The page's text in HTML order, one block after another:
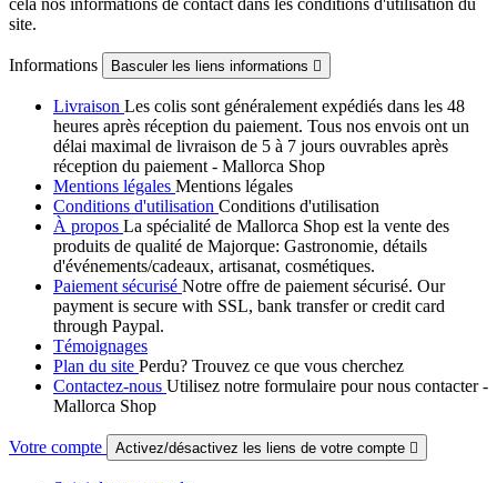
cela nos informations de contact dans les conditions d'utilisation du
site.
Informations Basculer les liens informations 
Livraison Les colis sont généralement expédiés dans les 48
heures après réception du paiement. Tous nos envois ont un
délai maximal de livraison de 5 à 7 jours ouvrables après
réception du paiement - Mallorca Shop
Mentions légales Mentions légales
Conditions d'utilisation Conditions d'utilisation
À propos La spécialité de Mallorca Shop est la vente des
produits de qualité de Majorque: Gastronomie, détails
d'événements/cadeaux, artisanat, cosmétiques.
Paiement sécurisé Notre offre de paiement sécurisé. Our
payment is secure with SSL, bank transfer or credit card
through Paypal.
Témoignages
Plan du site Perdu? Trouvez ce que vous cherchez
Contactez-nous Utilisez notre formulaire pour nous contacter -
Mallorca Shop
Votre compte Activez/désactivez les liens de votre compte 